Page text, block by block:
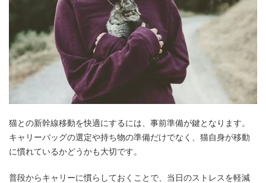
猫との新幹線移動を快適にするには、事前準備が鍵となります。
キャリーバッグの選定や持ち物の準備だけでなく、猫自身が移動
に慣れているかどうかも大切です。
普段からキャリーに慣らしておくことで、当日のストレスを軽減